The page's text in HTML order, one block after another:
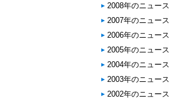
2008年のニュース
2007年のニュース
2006年のニュース
2005年のニュース
2004年のニュース
2003年のニュース
2002年のニュース